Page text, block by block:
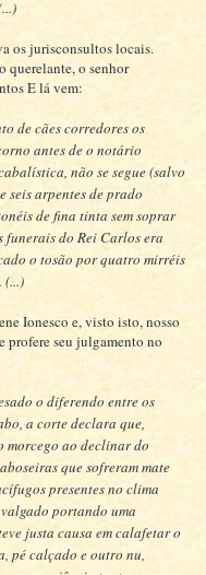
os jurisconsultos locais.
querelante, o senhor
E lá vem:
de cães corredores os
antes de o notário
não se segue (salvo
seis arpentes de prado
de fina tinta sem soprar
funerais do Rei Carlos era
o tosão por quatro mirréis
(...)
Ionesco e, visto isto, nosso
profere seu julgamento no
o diferendo entre os
a corte declara que,
ao declinar do
que sofreram mate
presentes no clima
portando uma
justa causa em calafetar o
pé calçado e outro nu,